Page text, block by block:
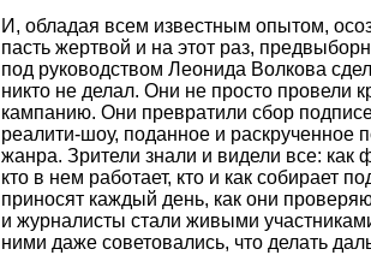
И, обладая всем известным опытом,
пасть жертвой и на этот раз,
под руководством Леонида Волкова
никто не делал. Они не просто провели
кампанию. Они превратили сбор
реалити-шоу, поданное и раскрученное
жанра. Зрители знали и видели все: как
кто в нем работает, кто и как собирает
приносят каждый день, как они
и журналисты стали живыми
ними даже советовались, что делать